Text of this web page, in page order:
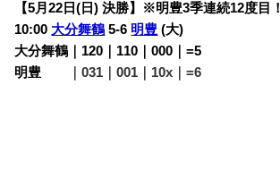
【5月22日(日) 決勝】※明豊3季連続12度目！
10:00 大分舞鶴 5-6 明豊 (大)
大分舞鶴｜120｜110｜000｜=5
明豊
｜031｜001｜10x｜=6